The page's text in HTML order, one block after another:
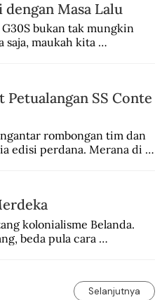
Masa Lalu
bukan tak mungkin
saja, maukah kita
Petualangan SS Conte
rombongan tim dan
edisi perdana. Merana di
kolonialisme Belanda.
beda pula cara
Selanjutnya